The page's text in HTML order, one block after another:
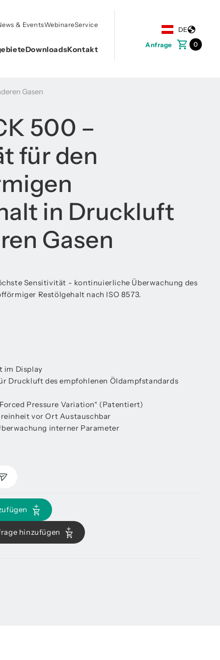
DE
Anfrage
0
& EventsWebinareService
DownloadsKontakt
Gasen
500 –
für den
in Druckluft
Gasen
Sensitivität - kontinuierliche Überwachung des
Restölgehalt nach ISO 8573.
im Display
Druckluft des empfohlenen Öldampfstandards
Pressure Variation“ (Patentiert)
vor Ort Austauschbar
interner Parameter
hinzufügen